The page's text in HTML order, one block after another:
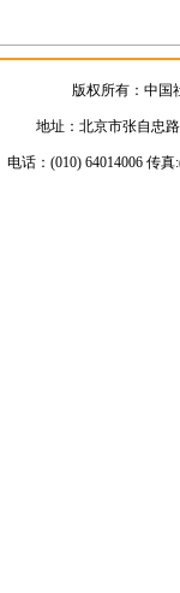
版权所有：中国
地址：北京市张自忠
电话：(010) 64014006 传真